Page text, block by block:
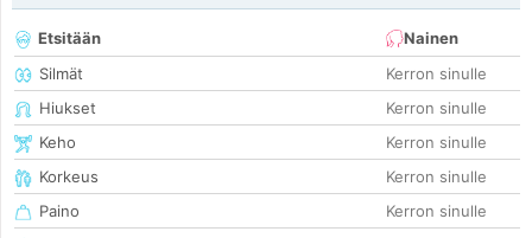
Etsitään
Nainen
Silmät
Kerron sinulle
Hiukset
Kerron sinulle
Keho
Kerron sinulle
Korkeus
Kerron sinulle
Paino
Kerron sinulle